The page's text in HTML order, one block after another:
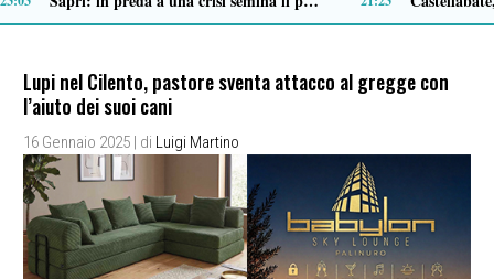
Lupi nel Cilento, pastore sventa attacco al gregge con
l’aiuto dei suoi cani
16 Gennaio 2025 | di Luigi Martino